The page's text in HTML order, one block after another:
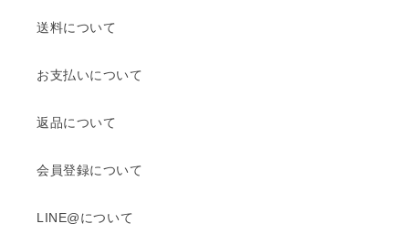
送料について
お支払いについて
返品について
会員登録について
LINE@について